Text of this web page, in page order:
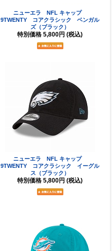
ニューエラ NFL キャップ
9TWENTY コアクラシック ベンガル
ズ（ブラック）
特別価格 5,800円 (税込)
ニューエラ NFL キャップ
9TWENTY コアクラシック イーグル
ス（ブラック）
特別価格 5,800円 (税込)